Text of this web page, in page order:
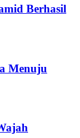
Berhasil
Menuju